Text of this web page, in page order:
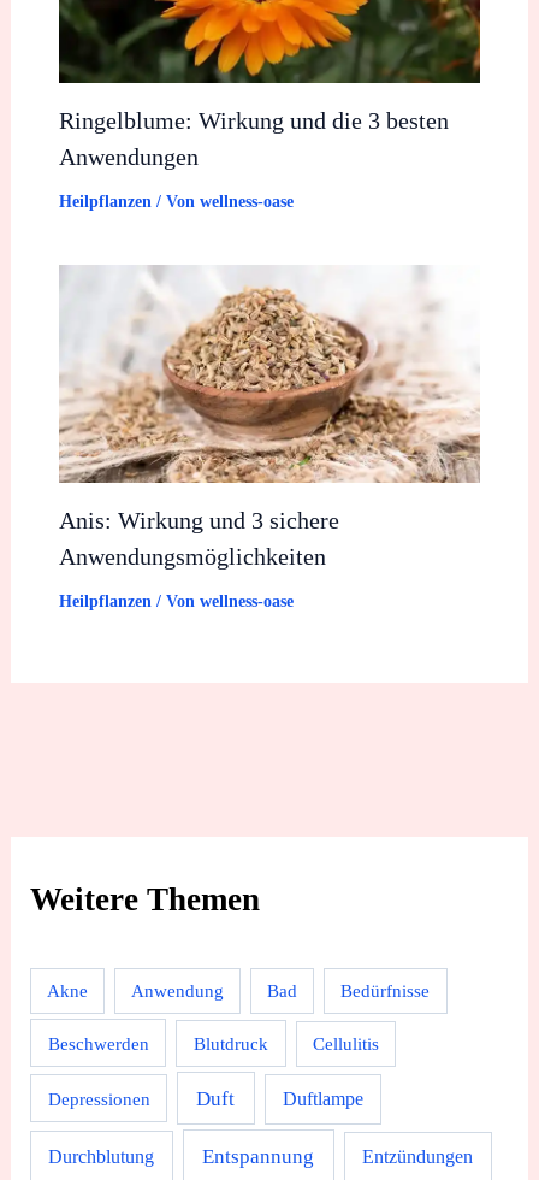
Weitere Themen
Akne Anwendung Bad Bedürfnisse
Beschwerden Blutdruck Cellulitis
Depressionen Duft Duftlampe
Durchblutung Entspannung Entzündungen
Ringelblume: Wirkung und die 3 besten
Anwendungen
Heilpflanzen / Von wellness-oase
Anis: Wirkung und 3 sichere
Anwendungsmöglichkeiten
Heilpflanzen/ Von wellness-oase